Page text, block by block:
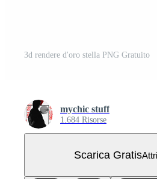
3d rendere d'oro stella PNG Gratuito
mychic stuff
1.684 Risorse
Scarica Gratis